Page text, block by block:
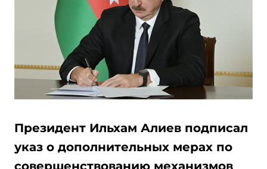
Президент Ильхам Алиев подписал
указ о дополнительных мерах по
совершенствованию механизмов